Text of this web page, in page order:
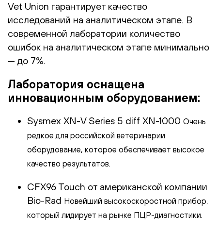
Vet Union гарантирует качество
исследований на аналитическом этапе. В
современной лаборатории количество
ошибок на аналитическом этапе минимально
— до 7%.
Лаборатория оснащена
инновационным оборудованием:
Sysmex XN-V Series 5 diff XN-1000 Очень
редкое для российской ветеринарии
оборудование, которое обеспечивает высокое
качество результатов.
CFX96 Touch от американской компании
Bio-Rad Новейший высокоскоростной прибор,
который лидирует на рынке ПЦР-диагностики.